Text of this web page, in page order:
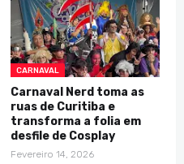
CARNAVAL
Carnaval Nerd toma as
ruas de Curitiba e
transforma a folia em
desfile de Cosplay
Fevereiro 14, 2026